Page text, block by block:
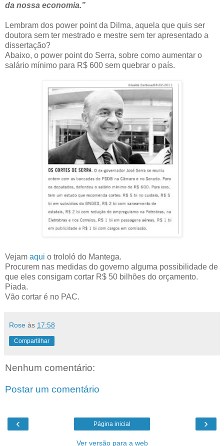
da nossa economia.”
Lembram dos power point da Dilma, aquela que quis ser
doutora sem ter mestrado e mestre sem ter apresentado a
dissertação?
Abaixo, o power point do Serra, sobre como aumentar o
salário mínimo para R$ 600 sem quebrar o país.
Vejam aqui o trololó do Mantega.
Procurem nas medidas do governo alguma possibilidade de
que eles consigam cortar R$ 50 bilhões do orçamento.
Piada.
Vão cortar é no PAC.
Rose às 17:58
Compartilhar
Nenhum comentário:
Postar um comentário
‹ ›
Página inicial
Ver versão para a web